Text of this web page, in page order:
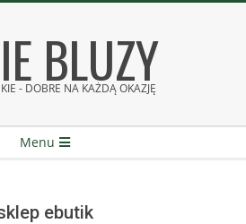
BLUZY
- DOBRE NA KAŻDĄ OKAZJĘ
Menu
ebutik